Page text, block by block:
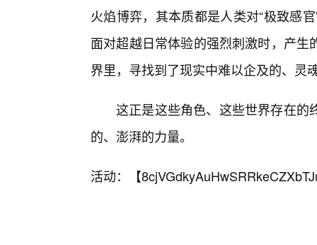
火焰博弈，其本质都是人类对“极致感
面对超越日常体验的强烈刺激时，产
界里，寻找到了现实中难以企及的、灵
这正是这些角色、这些世界存在的
的、澎湃的力量。
活动：【